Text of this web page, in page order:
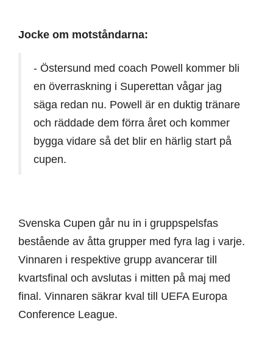
Jocke om motståndarna:
- Östersund med coach Powell kommer bli
en överraskning i Superettan vågar jag
säga redan nu. Powell är en duktig tränare
och räddade dem förra året och kommer
bygga vidare så det blir en härlig start på
cupen.
Svenska Cupen går nu in i gruppspelsfas
bestående av åtta grupper med fyra lag i varje.
Vinnaren i respektive grupp avancerar till
kvartsfinal och avslutas i mitten på maj med
final. Vinnaren säkrar kval till UEFA Europa
Conference League.